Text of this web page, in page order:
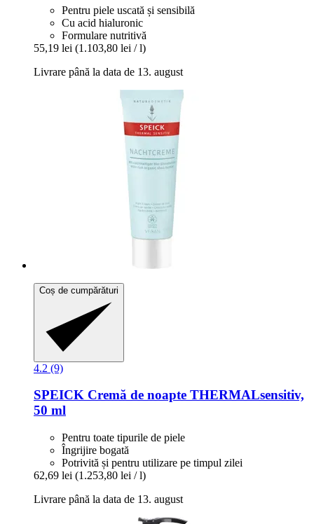
Pentru piele uscată și sensibilă
Cu acid hialuronic
Formulare nutritivă
55,19 lei (1.103,80 lei / l)
Livrare până la data de 13. august
Coș de cumpărături
4.2 (9)
SPEICK Cremă de noapte THERMALsensitiv,
50 ml
Pentru toate tipurile de piele
Îngrijire bogată
Potrivită și pentru utilizare pe timpul zilei
62,69 lei (1.253,80 lei / l)
Livrare până la data de 13. august